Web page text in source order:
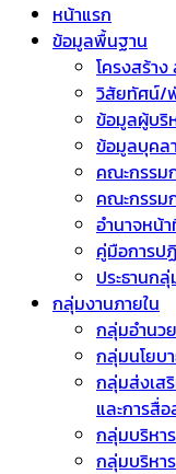
หน้าแรก
ข้อมูลพื้นฐาน
โครงสร้า
วิสัยทัศน์/
ข้อมูลผู้บริ
ข้อมูลบุคล
คณะกรรม
คณะกรรม
อำนาจหน้
คู่มือการป
ประธานกลุ่
กลุ่มงานภายใน
กลุ่มอำนว
กลุ่มนโยบ
กลุ่มส่งเส
และการสื่อ
กลุ่มบริหา
กลุ่มบริหา